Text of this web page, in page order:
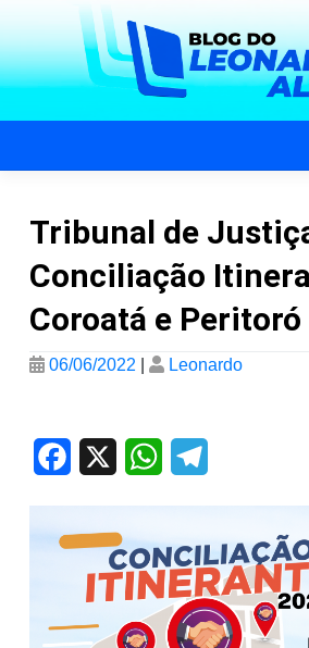
content
Tribunal de
Conciliação
Coroatá e Peritoró
06/06/2022 | Leonardo
Facebook WhatsApp